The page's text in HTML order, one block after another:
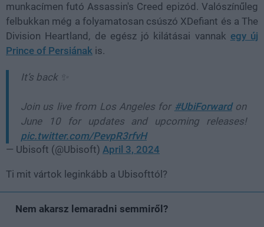
munkacímen futó Assassin's Creed epizód. Valószínűleg
felbukkan még a folyamatosan csúszó XDefiant és a The
Division Heartland, de egész jó kilátásai vannak egy új
Prince of Persiának is.
It’s back ✨
Join us live from Los Angeles for #UbiForwardon
June 10 for updates and upcoming releases!
pic.twitter.com/PevpR3rfvH
— Ubisoft (@Ubisoft) April 3, 2024
Ti mit vártok leginkább a Ubisofttól?
Nem akarsz lemaradni semmiről?